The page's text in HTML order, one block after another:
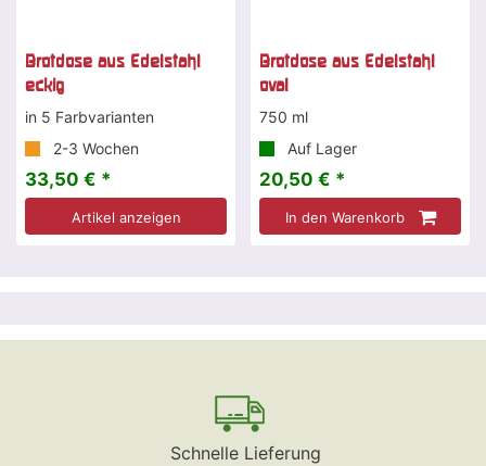
Brotdose aus Edelstahl
eckig
in 5 Farbvarianten
2-3 Wochen
33,50 € *
Artikel anzeigen
Brotdose aus Edelstahl
oval
750 ml
Auf Lager
20,50 € *
In den Warenkorb
Schnelle Lieferung